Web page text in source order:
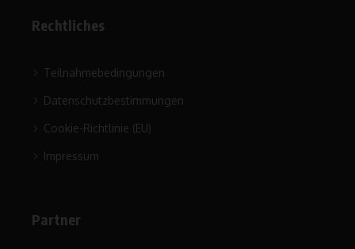
Rechtliches
Teilnahmebedingungen
Datenschutzbestimmungen
Cookie-Richtlinie (EU)
Impressum
Partner